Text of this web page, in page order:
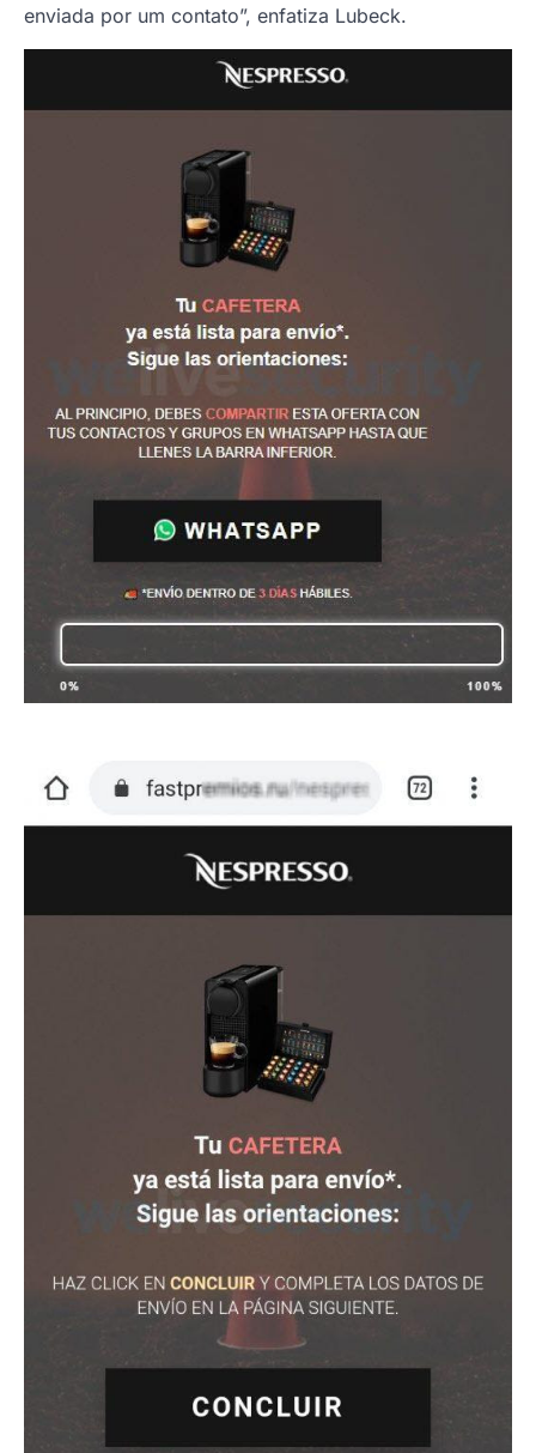
enviada por um contato”, enfatiza Lubeck.